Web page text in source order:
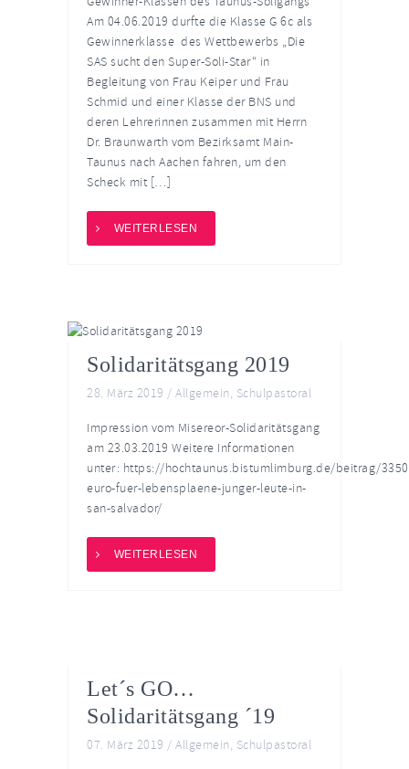
Am 04.06.2019 durfte die Klasse G 6c als
Gewinnerklasse des Wettbewerbs „Die
SAS sucht den Super-Soli-Star“ in
Begleitung von Frau Keiper und Frau
Schmid und einer Klasse der BNS und
deren Lehrerinnen zusammen mit Herrn
Dr. Braunwarth vom Bezirksamt Main-
Taunus nach Aachen fahren, um den
Scheck mit […]
WEITERLESEN
Solidaritätsgang 2019
28. März 2019 / Allgemein, Schulpastoral
Impression vom Misereor-Solidaritätsgang
am 23.03.2019 Weitere Informationen
unter: https://hochtaunus.bistumlimburg.de/beitrag/
euro-fuer-lebensplaene-junger-leute-in-
san-salvador/
WEITERLESEN
Let´s GO…
Solidaritätsgang ´19
07. März 2019 / Allgemein, Schulpastoral